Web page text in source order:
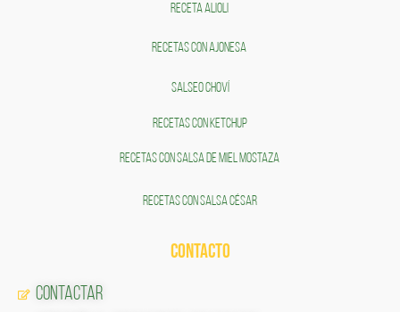
RECETA ALIOLI
RECETAS CON AJONESA
SALSEO CHOVÍ
RECETAS CON KETCHUP
RECETAS CON SALSA DE MIEL MOSTAZA
RECETAS CON SALSA CÉSAR
CONTACTO
Contactar